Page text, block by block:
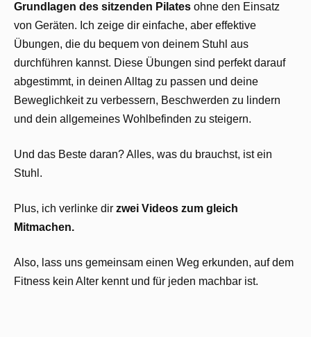
Grundlagen des sitzenden Pilates ohne den Einsatz
von Geräten. Ich zeige dir einfache, aber effektive
Übungen, die du bequem von deinem Stuhl aus
durchführen kannst. Diese Übungen sind perfekt darauf
abgestimmt, in deinen Alltag zu passen und deine
Beweglichkeit zu verbessern, Beschwerden zu lindern
und dein allgemeines Wohlbefinden zu steigern.
Und das Beste daran? Alles, was du brauchst, ist ein
Stuhl.
Plus, ich verlinke dir zwei Videos zum gleich
Mitmachen.
Also, lass uns gemeinsam einen Weg erkunden, auf dem
Fitness kein Alter kennt und für jeden machbar ist.